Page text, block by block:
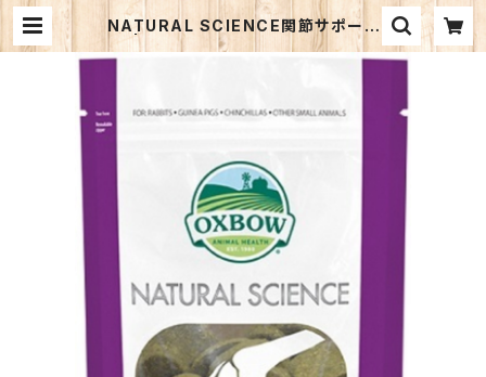
NATURAL SCIENCE関節サポート
| あなたがウサギに出来ること